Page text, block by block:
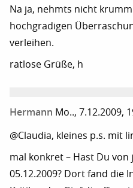
Na ja, nehmts nicht
hochgradigen
verleihen.
ratlose Grüße, h
Hermann Mo.., 7.12.2009,
@Claudia, kleines p.s. mit
mal konkret – Hast Du
05.12.2009? Dort fand die